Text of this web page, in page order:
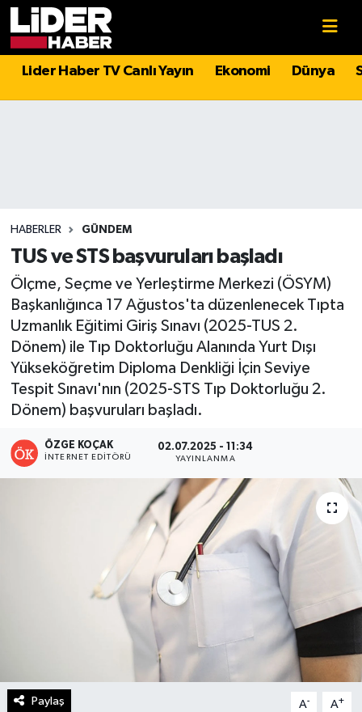
Lider Haber TV Canlı Yayın Ekonomi Dünya
HABERLER GÜNDEM
TUS ve STS başvuruları başladı
Ölçme, Seçme ve Yerleştirme Merkezi (ÖSYM)
Başkanlığınca 17 Ağustos'ta düzenlenecek Tıpta
Uzmanlık Eğitimi Giriş Sınavı (2025-TUS 2.
Dönem) ile Tıp Doktorluğu Alanında Yurt Dışı
Yükseköğretim Diploma Denkliği İçin Seviye
Tespit Sınavı'nın (2025-STS Tıp Doktorluğu 2.
Dönem) başvuruları başladı.
ÖZGE KOÇAK
İNTERNET EDITÖRÜ
02.07.2025 - 11:34
YAYINLANMA
Paylaş A- A+
Politika
Magazin
Spor
Sağlık
Teknoloji
Turizm
Hava Durumu
Süper Lig Puan Durumu ve Fikstür
Tüm Manşetler
Son Dakika Haberleri
Haber Arşivi